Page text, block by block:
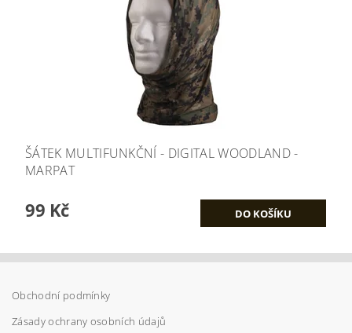
ŠÁTEK MULTIFUNKČNÍ - DIGITAL WOODLAND -
MARPAT
99 Kč
Obchodní podmínky
Zásady ochrany osobních údajů